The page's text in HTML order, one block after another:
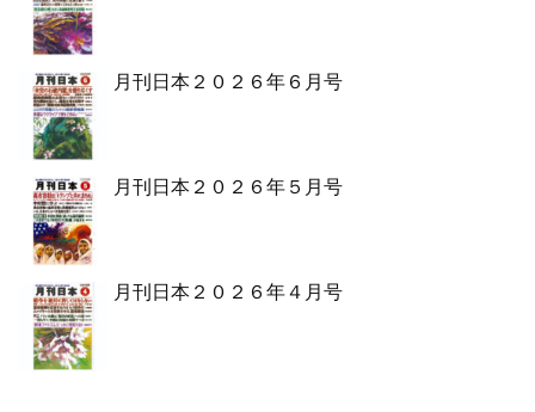
月刊日本２０２６年６月号
月刊日本２０２６年５月号
月刊日本２０２６年４月号